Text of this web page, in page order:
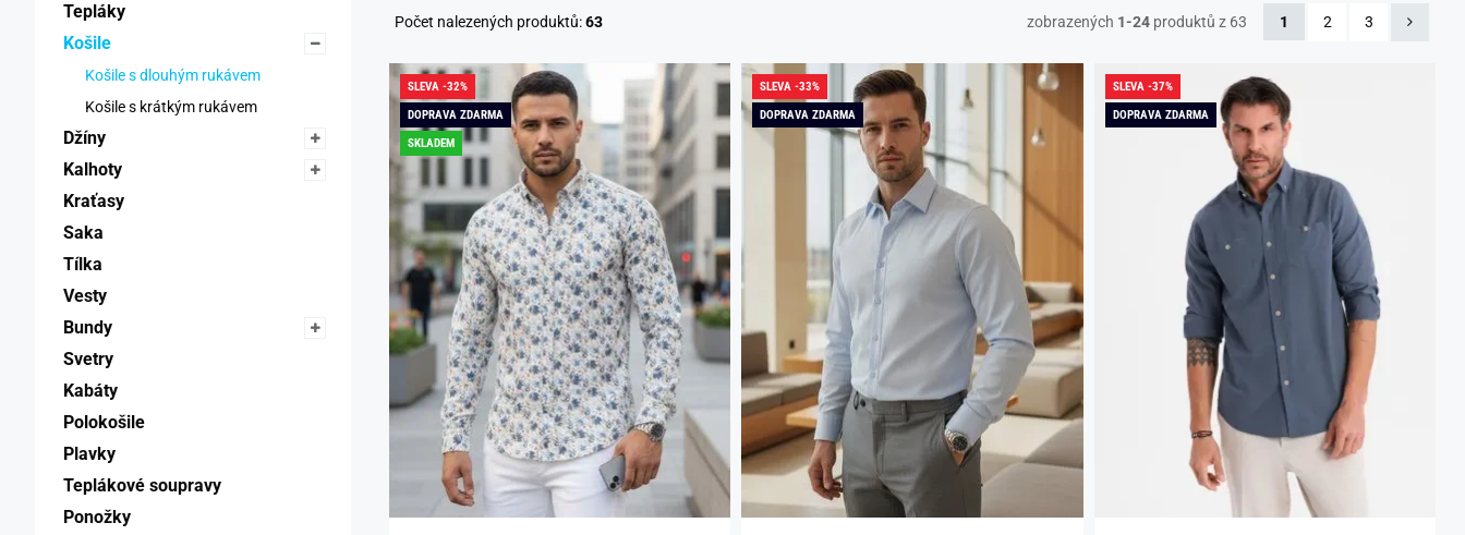
Tepláky
Košile
Košile s dlouhým rukávem
Košile s krátkým rukávem
Džíny
Kalhoty
Kraťasy
Saka
Tílka
Vesty
Bundy
Svetry
Kabáty
Polokošile
Plavky
Teplákové soupravy
Ponožky
Počet nalezených produktů:63 zobrazených 1-24 produktů z 63 1 2 3
SLEVA -32%
DOPRAVA ZDARMA
SKLADEM
SLEVA -33%
DOPRAVA ZDARMA
SLEVA -37%
DOPRAVA ZDARMA